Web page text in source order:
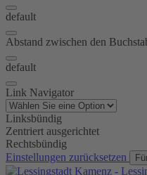
default
Abstand zwischen den
default
Link Navigator
Linksbündig
Zentriert ausgerichtet
Rechtsbündig
Einstellungen zurücksetzen